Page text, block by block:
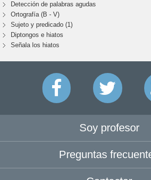
Detección de palabras agudas
Ortografía (B - V)
Sujeto y predicado (1)
Diptongos e hiatos
Señala los hiatos
Soy profesor
Preguntas